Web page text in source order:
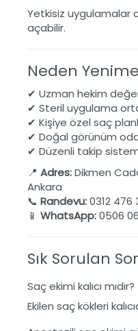
Yetkisiz uygulamalar
açabilir.
Neden
✔ Uzman hekim
✔ Steril uygulama
✔ Kişiye özel saç
✔ Doğal görünüm
✔ Düzenli takip
📍 Adres:Dikmen
Ankara
📞 Randevu:0312 476
📱 WhatsApp:0506
Sık Sorulan
Saç ekimi kalıcı mıdır?
Ekilen saç kökleri